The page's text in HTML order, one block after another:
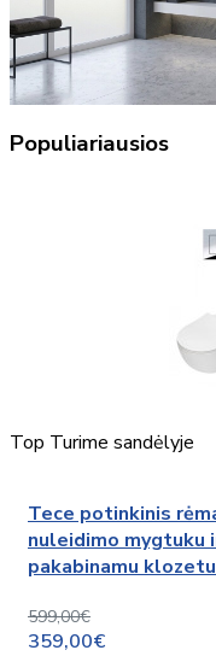
Populiariausios
Top Turime sandėlyje
Tece potinkinis rėmas
nuleidimo mygtuku ir Deante Peonia
pakabinamu
599,00€
359,00€